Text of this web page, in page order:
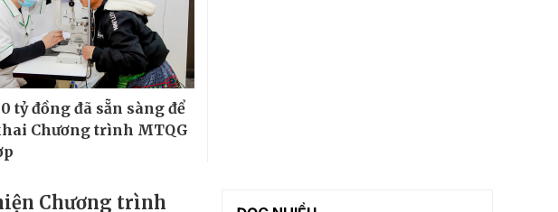
tỷ đồng đã sẵn sàng để
Chương trình MTQG
Chương trình